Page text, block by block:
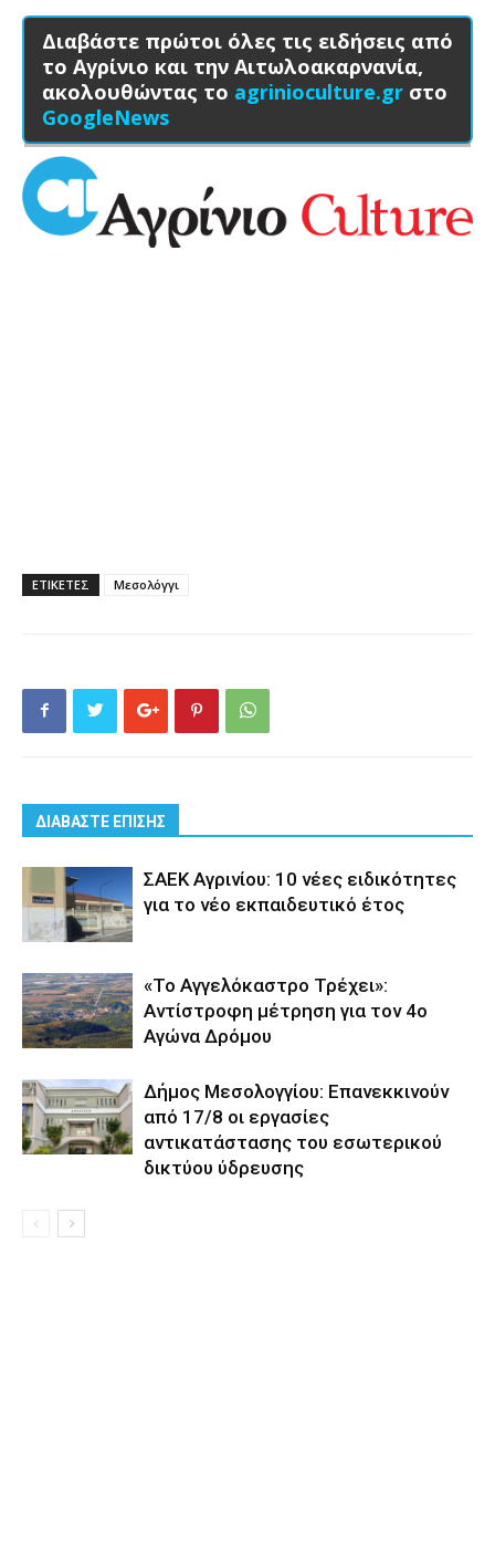
Διαβάστε πρώτοι όλες τις ειδήσεις από
το Αγρίνιο και την Αιτωλοακαρνανία,
ακολουθώντας το agrinioculture.gr στο
GoogleNews
ΕΤΙΚΕΤΕΣ Μεσολόγγι
ΔΙΑΒΑΣΤΕ ΕΠΙΣΗΣ
ΣΑΕΚ Αγρινίου: 10 νέες ειδικότητες
για το νέο εκπαιδευτικό έτος
«Το Αγγελόκαστρο Τρέχει»:
Αντίστροφη μέτρηση για τον 4ο
Αγώνα Δρόμου
Δήμος Μεσολογγίου: Επανεκκινούν
από 17/8 οι εργασίες
αντικατάστασης του εσωτερικού
δικτύου ύδρευσης